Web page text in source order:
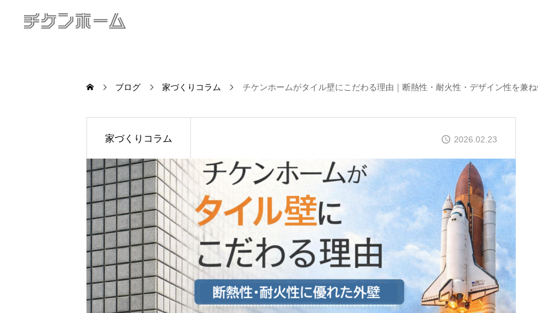
ブログ 家づくりコラム チケンホームがタイル壁にこだわる理由｜断熱性・耐火性・デザイン性を兼
家づくりコラム 2026.02.23
【イベント終了】しらさぎ台 平屋&2階建
同時見学会(6/6～6/7)